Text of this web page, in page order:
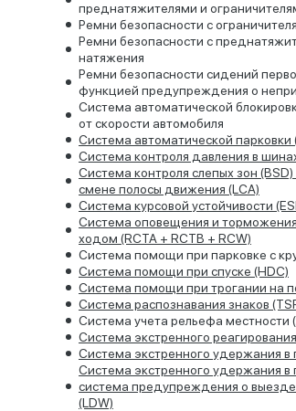
преднатяжителями и
Ремни безопасности с
Ремни безопасности с
натяжения
Ремни безопасности сидений
функцией предупреждения о
Система автоматической
от скорости автомобиля
Система автоматической парковки
Система контроля давления в
Система контроля слепых зон
смене полосы движения (LCA)
Система курсовой устойчивости
Система оповещения и
ходом (RCTA + RCTB + RCW)
Система помощи при парковке с
Система помощи при спуске (HDC)
Система помощи при трогании на
Система распознавания знаков
Система учета рельефа местности
Система экстренного
Система экстренного удержания в
Система экстренного удержания в
система предупреждения о
(LDW)